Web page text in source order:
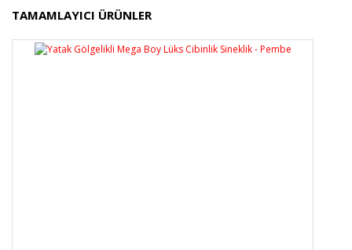
Bu ürünün fiyat bilgisi, resim, ürün açıklamalarında ve
diğer konularda yetersiz gördüğünüz noktaları öneri
formunu kullanarak tarafımıza iletebilirsiniz.
Görüş ve önerileriniz için teşekkür ederiz.
TAMAMLAYICI ÜRÜNLER